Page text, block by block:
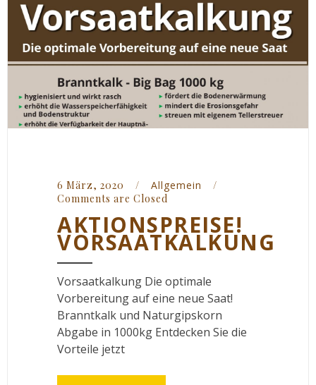
6 März, 2020 / Allgemein
/
Comments are Closed
AKTIONSPREISE!
VORSAATKALKUNG
Vorsaatkalkung Die optimale
Vorbereitung auf eine neue Saat!
Branntkalk und Naturgipskorn
Abgabe in 1000kg Entdecken Sie die
Vorteile jetzt